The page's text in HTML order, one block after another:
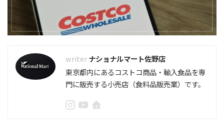
ナショナルマート佐野店
東京都内にあるコストコ商品・輸入食品を専
門に販売する小売店（食料品販売業）です。